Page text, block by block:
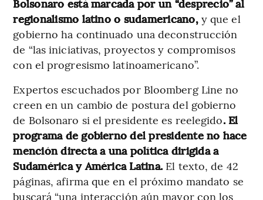
Bolsonaro está marcada por un “desprecio” al
regionalismo latino o sudamericano,y que el
gobierno ha continuado una deconstrucción
de “las iniciativas, proyectos y compromisos
con el progresismo latinoamericano”.
Expertos escuchados por Bloomberg Line no
creen en un cambio de postura del gobierno
de Bolsonaro si el presidente es reelegido. El
programa de gobierno del presidente no hace
mención directa a una política dirigida a
Sudamérica y América Latina. El texto, de 42
páginas, afirma que en el próximo mandato se
buscará “una interacción aún mayor con los